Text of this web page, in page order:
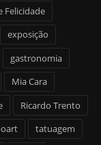
Felicidade
exposição
gastronomia
Mia Cara
Ricardo Trento
tatuagem